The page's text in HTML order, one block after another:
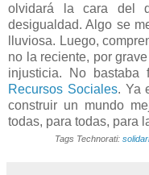
olvidará la cara del
desigualdad. Algo se
lluviosa. Luego,
no la reciente, por
injusticia. No
Recursos Sociales. Ya
construir un mundo
todas, para todas, para
Tags Technorati: